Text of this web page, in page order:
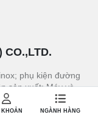
CO.,LTD.
phụ kiện đường
sản xuất: Máy và
NGÀNH HÀNG